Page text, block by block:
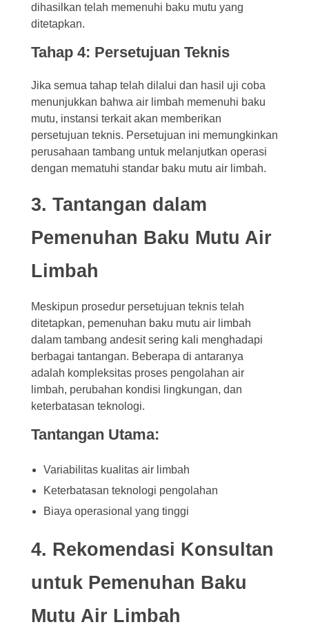
dihasilkan telah memenuhi baku mutu yang
ditetapkan.
Tahap 4: Persetujuan Teknis
Jika semua tahap telah dilalui dan hasil uji coba
menunjukkan bahwa air limbah memenuhi baku
mutu, instansi terkait akan memberikan
persetujuan teknis. Persetujuan ini memungkinkan
perusahaan tambang untuk melanjutkan operasi
dengan mematuhi standar baku mutu air limbah.
3. Tantangan dalam
Pemenuhan Baku Mutu Air
Limbah
Meskipun prosedur persetujuan teknis telah
ditetapkan, pemenuhan baku mutu air limbah
dalam tambang andesit sering kali menghadapi
berbagai tantangan. Beberapa di antaranya
adalah kompleksitas proses pengolahan air
limbah, perubahan kondisi lingkungan, dan
keterbatasan teknologi.
Tantangan Utama:
Variabilitas kualitas air limbah
Keterbatasan teknologi pengolahan
Biaya operasional yang tinggi
4. Rekomendasi Konsultan
untuk Pemenuhan Baku
Mutu Air Limbah